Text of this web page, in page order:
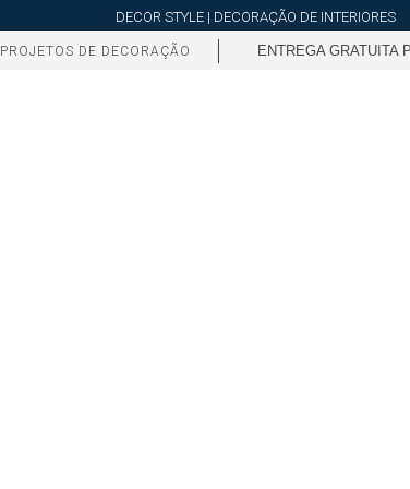
DECOR STYLE | DECORAÇÃO DE INTERIORES
PROJETOS DE DECORAÇÃO ENTREGA GRATUITA